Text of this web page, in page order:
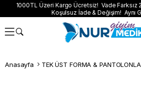
1000TL Üzeri Kargo Ücretsiz! Vade Farksız
Koşulsuz İade & Değişim! Aynı
Anasayfa TEK ÜST FORMA &